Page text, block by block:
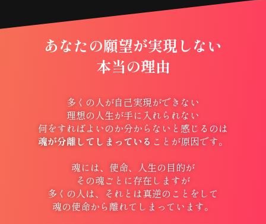
あなたの願望が実現しない
本当の理由
多くの人が自己実現ができない
理想の人生が手に入れられない
何をすればよいのか分からないと感じるのは
魂が分離してしまっている ことが原因です。
魂には、使命、人生の目的が
その魂ごとに存在しますが
多くの人は、それとは真逆のことをして
魂の使命から離れてしまっています。